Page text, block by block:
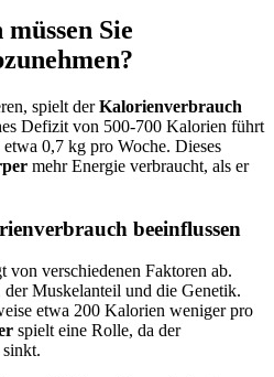
Sie
spielt derKalorienverbrauch
Defizit von 500-700 Kalorien führt
0,7 kg pro Woche. Dieses
mehr Energie verbraucht, als er
beeinflussen
von verschiedenen Faktoren ab.
der Muskelanteil und die Genetik.
etwa 200 Kalorien weniger pro
spielt eine Rolle, da der
sinkt.